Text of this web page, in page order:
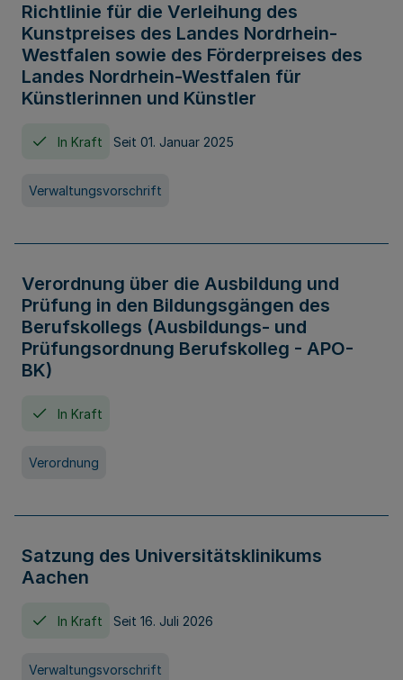
Richtlinie für die Verleihung des
Kunstpreises des Landes Nordrhein-
Westfalen sowie des Förderpreises des
Landes Nordrhein-Westfalen für
Künstlerinnen und Künstler
In Kraft Seit 01. Januar 2025
Verwaltungsvorschrift
Verordnung über die Ausbildung und
Prüfung in den Bildungsgängen des
Berufskollegs (Ausbildungs- und
Prüfungsordnung Berufskolleg - APO-
BK)
In Kraft
Verordnung
Satzung des Universitätsklinikums
Aachen
In Kraft Seit 16. Juli 2026
Verwaltungsvorschrift